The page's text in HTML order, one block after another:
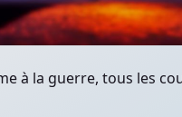
à la guerre, tous les